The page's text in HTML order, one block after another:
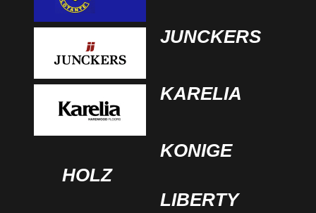
JUNCKERS
KARELIA
KONIGE
HOLZ
LIBERTY